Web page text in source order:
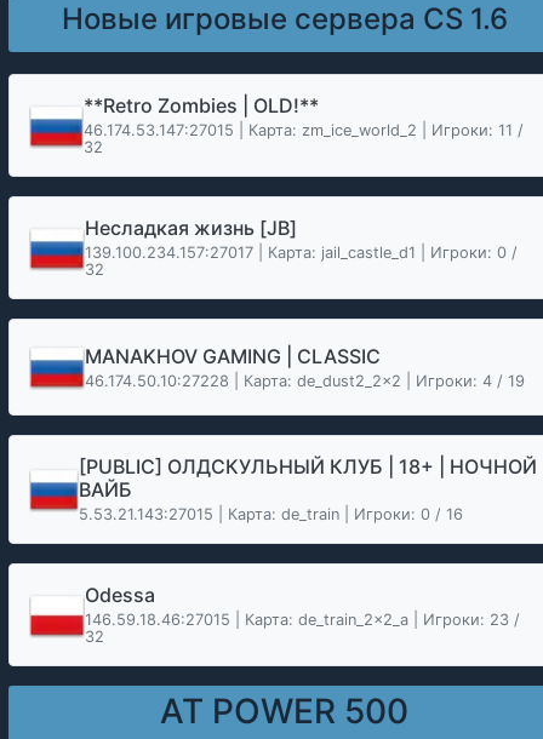
Новые игровые сервера CS 1.6
**Retro Zombies | OLD!**
46.174.53.147:27015 | Карта: zm_ice_world_2 | Игроки: 11 /
32
Несладкая жизнь [JB]
139.100.234.157:27017 | Карта: jail_castle_d1 | Игроки: 0 /
32
MANAKHOV GAMING | CLASSIC
46.174.50.10:27228 | Карта: de_dust2_2x2 | Игроки: 4 / 19
[PUBLIC] ОЛДСКУЛЬНЫЙ КЛУБ | 18+ | НОЧНОЙ
ВАЙБ
5.53.21.143:27015 | Карта: de_train | Игроки: 0 / 16
Odessa
146.59.18.46:27015 | Карта: de_train_2x2_a | Игроки: 23 /
32
AT POWER 500